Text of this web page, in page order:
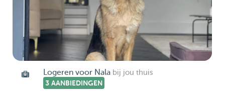
Logeren voor Nala bij jou thuis
3 AANBIEDINGEN